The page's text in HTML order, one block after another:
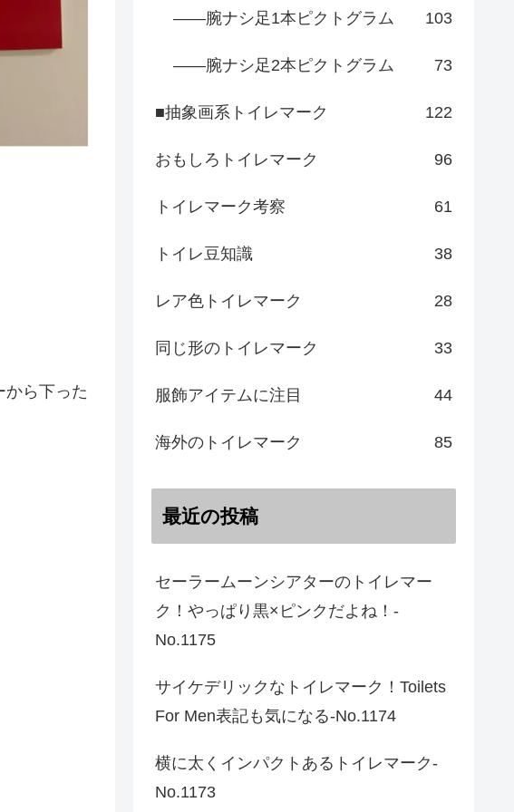
ら下った
――腕ナシ足1本ピクトグラム 103
――腕ナシ足2本ピクトグラム 73
■抽象画系トイレマーク 122
おもしろトイレマーク 96
トイレマーク考察 61
トイレ豆知識 38
レア色トイレマーク 28
同じ形のトイレマーク 33
服飾アイテムに注目 44
海外のトイレマーク 85
最近の投稿
セーラームーンシアターのトイレマー
ク！やっぱり黒×ピンクだよね！-
No.1175
サイケデリックなトイレマーク！Toilets
For Men表記も気になる-No.1174
横に太くインパクトあるトイレマーク-
No.1173